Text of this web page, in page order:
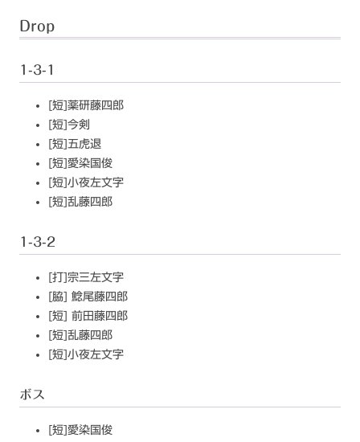
Drop
1-3-1
[短]薬研藤四郎
[短]今剣
[短]五虎退
[短]愛染国俊
[短]小夜左文字
[短]乱藤四郎
1-3-2
[打]宗三左文字
[脇] 鯰尾藤四郎
[短] 前田藤四郎
[短]乱藤四郎
[短]小夜左文字
ボス
[短]愛染国俊